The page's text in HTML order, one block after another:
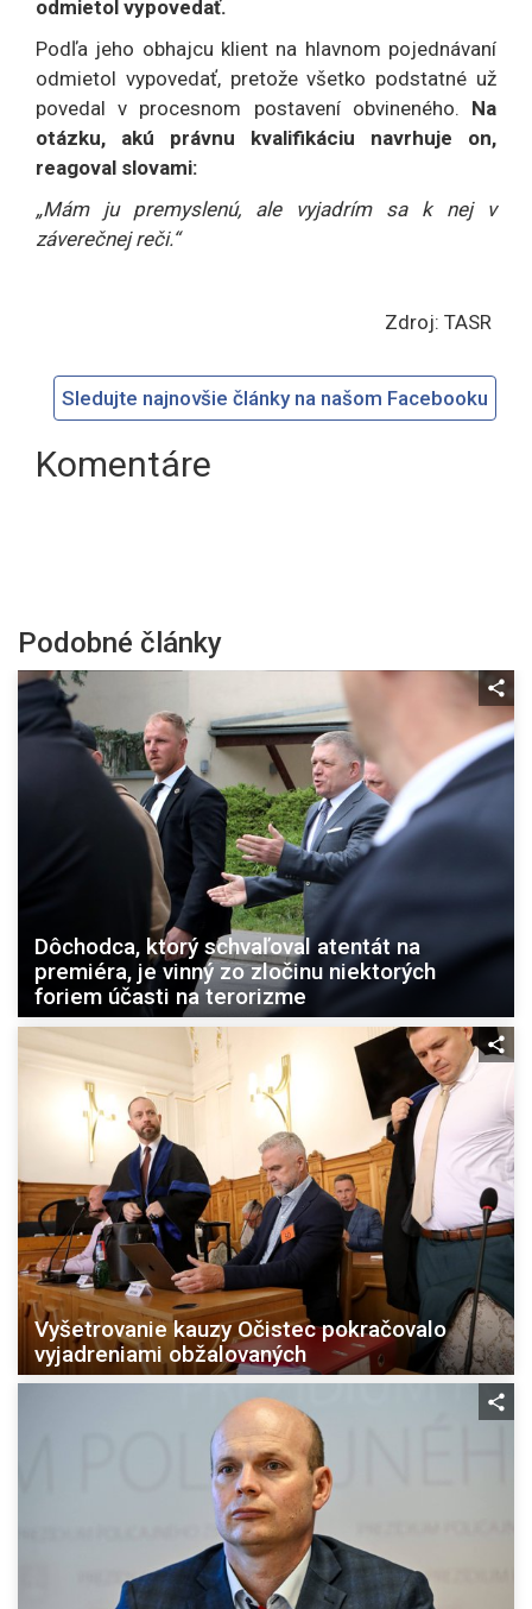
odmietol vypovedať.
Podľa jeho obhajcu klient na hlavnom pojednávaní
odmietol vypovedať, pretože všetko podstatné už
povedal v procesnom postavení obvineného. Na
otázku, akú právnu kvalifikáciu navrhuje on,
reagoval slovami:
„Mám ju premyslenú, ale vyjadrím sa k nej v
záverečnej reči.“
Zdroj: TASR
Sledujte najnovšie články na našom Facebooku
Komentáre
Podobné články
Dôchodca, ktorý schvaľoval atentát na
premiéra, je vinný zo zločinu niektorých
foriem účasti na terorizme
Vyšetrovanie kauzy Očistec pokračovalo
vyjadreniami obžalovaných